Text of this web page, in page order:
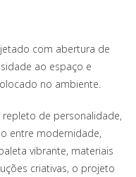
com abertura de
ao espaço e
no ambiente.
de personalidade,
entre modernidade,
vibrante, materiais
criativas, o projeto